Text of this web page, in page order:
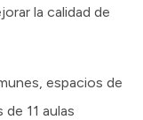
la calidad de
espacios de
11 aulas